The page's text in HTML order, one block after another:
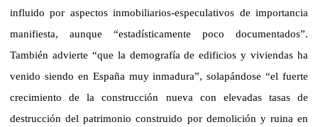
influido por aspectos inmobiliarios-especulativos de importancia
manifiesta, aunque “estadísticamente poco documentados”.
También advierte “que la demografía de edificios y viviendas ha
venido siendo en España muy inmadura”, solapándose “el fuerte
crecimiento de la construcción nueva con elevadas tasas de
destrucción del patrimonio construido por demolición y ruina en